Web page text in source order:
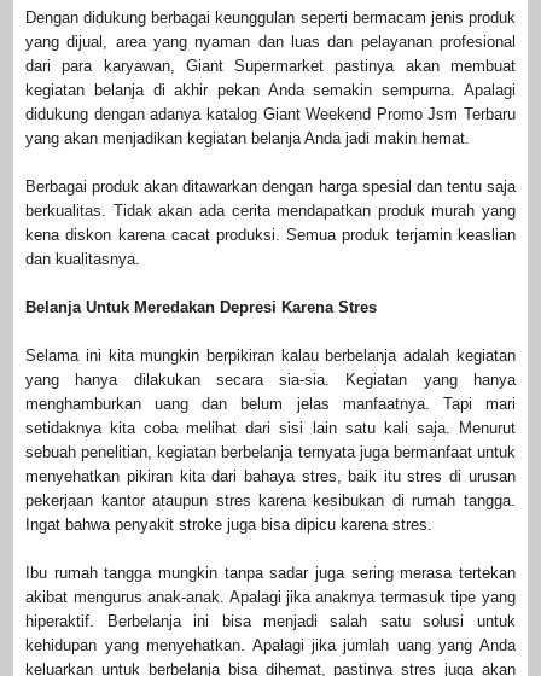
Dengan didukung berbagai keunggulan seperti bermacam jenis produk
yang dijual, area yang nyaman dan luas dan pelayanan profesional
dari para karyawan, Giant Supermarket pastinya akan membuat
kegiatan belanja di akhir pekan Anda semakin sempurna. Apalagi
didukung dengan adanya katalog Giant Weekend Promo Jsm Terbaru
yang akan menjadikan kegiatan belanja Anda jadi makin hemat.
Berbagai produk akan ditawarkan dengan harga spesial dan tentu saja
berkualitas. Tidak akan ada cerita mendapatkan produk murah yang
kena diskon karena cacat produksi. Semua produk terjamin keaslian
dan kualitasnya.
Belanja Untuk Meredakan Depresi Karena Stres
Selama ini kita mungkin berpikiran kalau berbelanja adalah kegiatan
yang hanya dilakukan secara sia-sia. Kegiatan yang hanya
menghamburkan uang dan belum jelas manfaatnya. Tapi mari
setidaknya kita coba melihat dari sisi lain satu kali saja. Menurut
sebuah penelitian, kegiatan berbelanja ternyata juga bermanfaat untuk
menyehatkan pikiran kita dari bahaya stres, baik itu stres di urusan
pekerjaan kantor ataupun stres karena kesibukan di rumah tangga.
Ingat bahwa penyakit stroke juga bisa dipicu karena stres.
Ibu rumah tangga mungkin tanpa sadar juga sering merasa tertekan
akibat mengurus anak-anak. Apalagi jika anaknya termasuk tipe yang
hiperaktif. Berbelanja ini bisa menjadi salah satu solusi untuk
kehidupan yang menyehatkan. Apalagi jika jumlah uang yang Anda
keluarkan untuk berbelanja bisa dihemat, pastinya stres juga akan